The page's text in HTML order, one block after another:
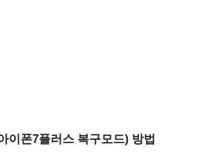
이폰7플러스 복구모드) 방법